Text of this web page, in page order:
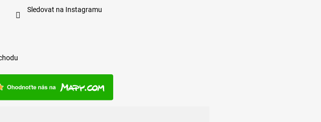
Sledovat na Instagramu